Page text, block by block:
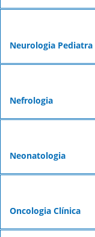
Neurologia Pediatra
Nefrologia
Neonatologia
Oncologia Clínica